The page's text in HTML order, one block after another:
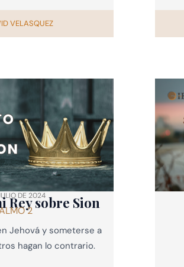
VELASQUEZ
DE 2024
Rey sobre Sion
2
Jehová y someterse a
hagan lo contrario.